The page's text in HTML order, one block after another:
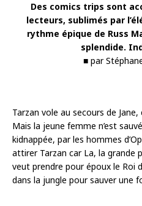
Des comics trips sont
lecteurs, sublimés par
rythme épique de Russ
splendide.
■ par
Tarzan vole au secours de
Mais la jeune femme n’est
kidnappée, par les hommes
attirer Tarzan car La, la grande
veut prendre pour époux le Roi
dans la jungle pour sauver une